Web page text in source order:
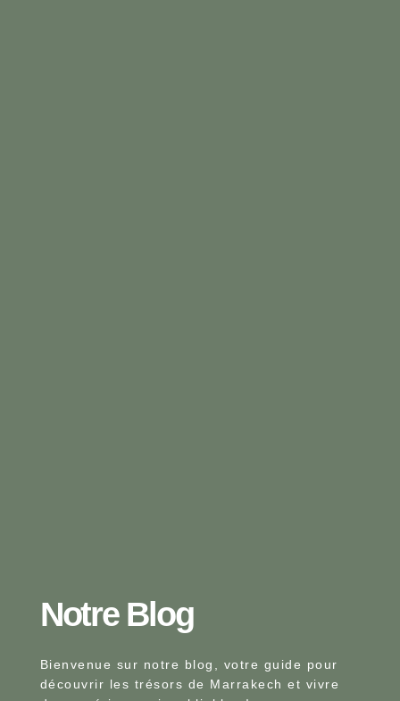
Notre Blog​
Bienvenue sur notre blog, votre guide pour
découvrir les trésors de Marrakech et vivre